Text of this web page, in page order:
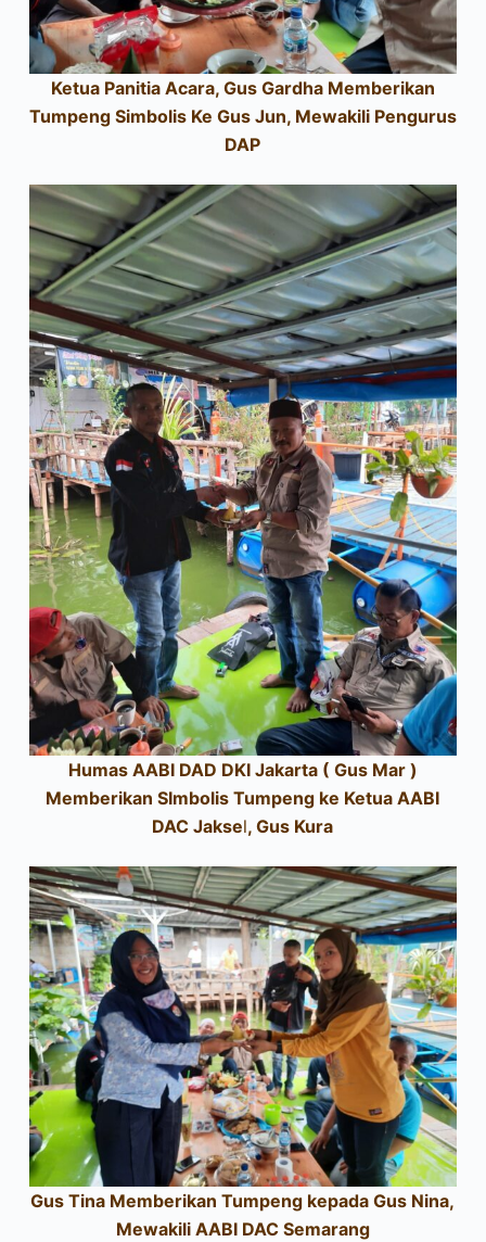
Ketua Panitia Acara, Gus Gardha Memberikan
Tumpeng Simbolis Ke Gus Jun, Mewakili Pengurus
DAP
Humas AABI DAD DKI Jakarta ( Gus Mar )
Memberikan SImbolis Tumpeng ke Ketua AABI
DAC Jaksel, Gus Kura
Gus Tina Memberikan Tumpeng kepada Gus Nina,
Mewakili AABI DAC Semarang